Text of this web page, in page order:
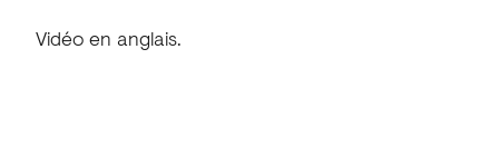
Vidéo en anglais.